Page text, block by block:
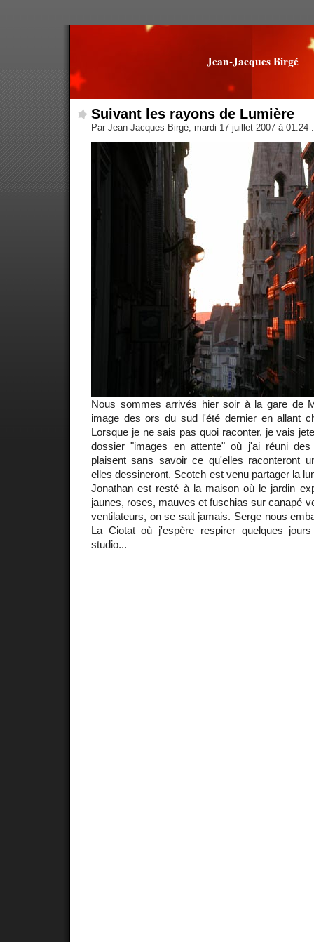
Jean-Jacques Birgé
Suivant les rayons de Lumière
Par Jean-Jacques Birgé, mardi 17 juillet 2007 à 01:24
Nous sommes arrivés hier soir à la gare de
image des ors du sud l'été dernier en allant
Lorsque je ne sais pas quoi raconter, je vais
dossier "images en attente" où j'ai réuni des
plaisent sans savoir ce qu'elles raconteront
elles dessineront. Scotch est venu partager la
Jonathan est resté à la maison où le jardin
jaunes, roses, mauves et fuschias sur canapé
ventilateurs, on se sait jamais. Serge nous
La Ciotat où j'espère respirer quelques
studio...